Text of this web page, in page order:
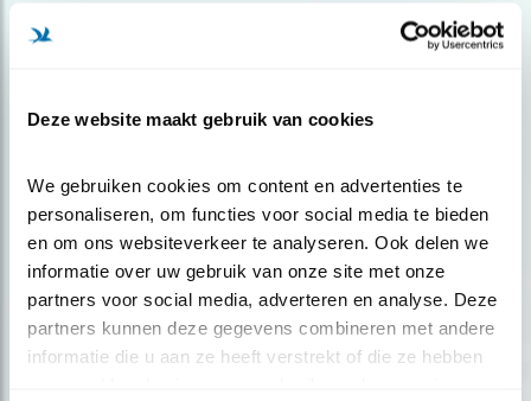
Deze website maakt gebruik van cookies
We gebruiken cookies om content en advertenties te
personaliseren, om functies voor social media te bieden
en om ons websiteverkeer te analyseren. Ook delen we
informatie over uw gebruik van onze site met onze
partners voor social media, adverteren en analyse. Deze
partners kunnen deze gegevens combineren met andere
informatie die u aan ze heeft verstrekt of die ze hebben
Meld je aan en ontvang nieuws, inspiratie, acties en tips
over vogels en activiteiten van Vogelbescherming.